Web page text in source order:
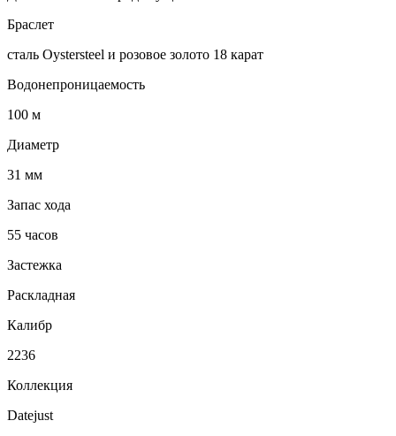
Браслет
сталь Oystersteel и розовое золото 18 карат
Водонепроницаемость
100 м
Диаметр
31 мм
Запас хода
55 часов
Застежка
Раскладная
Калибр
2236
Коллекция
Datejust